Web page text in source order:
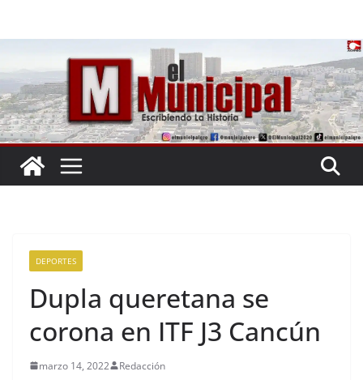
DEPORTES
Dupla queretana se
corona en ITF J3 Cancún
marzo 14, 2022 Redacción